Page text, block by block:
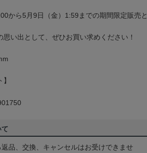
から5月9日（金）1:59までの期間限定販売と
思い出として、ぜひお買い求めください！
品、交換、キャンセルはお受けできませ